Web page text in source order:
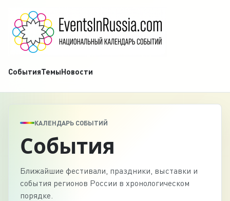
СобытияТемыНовости
КАЛЕНДАРЬ СОБЫТИЙ
События
Ближайшие фестивали, праздники, выставки и
события регионов России в хронологическом
порядке.